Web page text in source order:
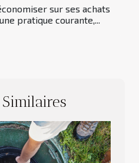
sur ses achats
pratique courante,...